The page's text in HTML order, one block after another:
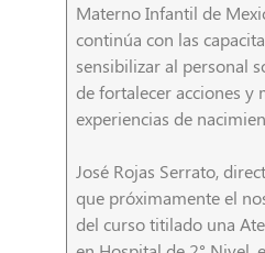
Materno Infantil de
continúa con las
sensibilizar al personal
de fortalecer acciones y
experiencias de
José Rojas Serrato,
que próximamente el
del curso titilado una